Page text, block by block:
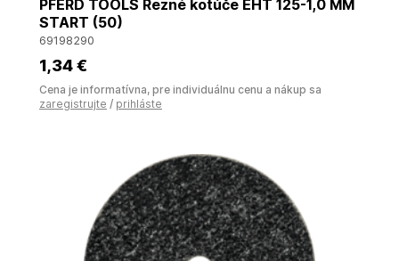
PFERD TOOLS Rezné kotúče EHT 125-1,0 MM
START (50)
69198290
1,34 €
Cena je informatívna, pre individuálnu cenu a nákup sa
zaregistrujte / prihláste